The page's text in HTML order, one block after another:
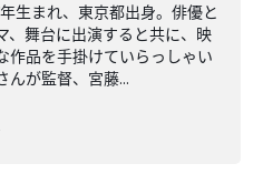
生まれ、東京都出身。俳優と
、舞台に出演すると共に、映
作品を手掛けていらっしゃい
んが監督、宮藤...